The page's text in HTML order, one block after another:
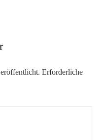
Erforderliche